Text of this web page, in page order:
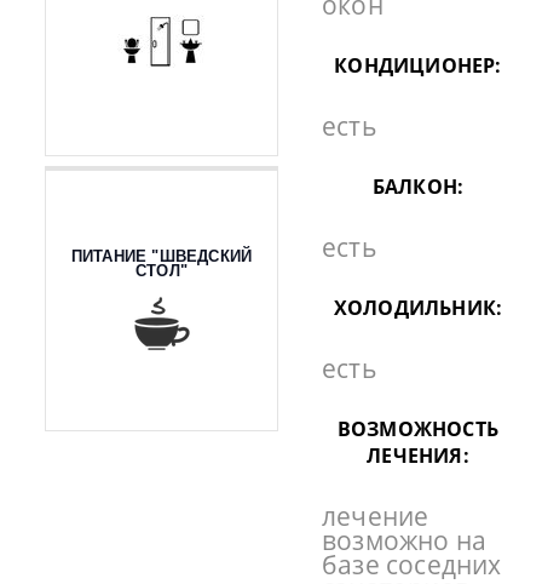
ПИТАНИЕ "ШВЕДСКИЙ
СТОЛ"
КОНДИЦИОНЕР:
есть
БАЛКОН:
есть
ХОЛОДИЛЬНИК:
есть
ВОЗМОЖНОСТЬ
ЛЕЧЕНИЯ:
лечение
возможно на
базе соседних